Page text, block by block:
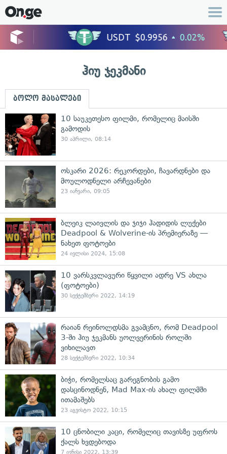
ჰიუ ჯეკმანი
ბოლო მასალები
10 საუკეთესო ფილმი, რომელიც მაისში
გამოდის
30 აპრილი, 08:14
ოსკარი 2026: რეკორდები, ჩავარდნები და
მოულოდნელი არჩევანები
23 იანვარი, 09:05
ბლეიკ ლაივლის და ჯიჯი ჰადიდის ლუქები
Deadpool & Wolverine-ის პრემიერაზე —
ნახეთ ფოტოები
24 ივლისი 2024, 15:08
10 ვარსკვლავური წყვილი ადრე VS ახლა
(ფოტოები)
30 სექტემბერი 2022, 14:19
რაიან რეინოლდსმა გვამცნო, რომ Deadpool
3-ში ჰიუ ჯეკმანს უოლვერინის როლში
ვიხილავთ
28 სექტემბერი 2022, 10:34
ბიჭი, რომელსაც გარეგნობის გამო
დასცინოდნენ, Mad Max-ის ახალ ფილმში
ითამაშებს
23 აგვისტო 2022, 10:15
10 ცნობილი კაცი, რომელიც თავისზე უფროს
ქალს ხვდებოდა
7 ივნისი 2022, 13:39